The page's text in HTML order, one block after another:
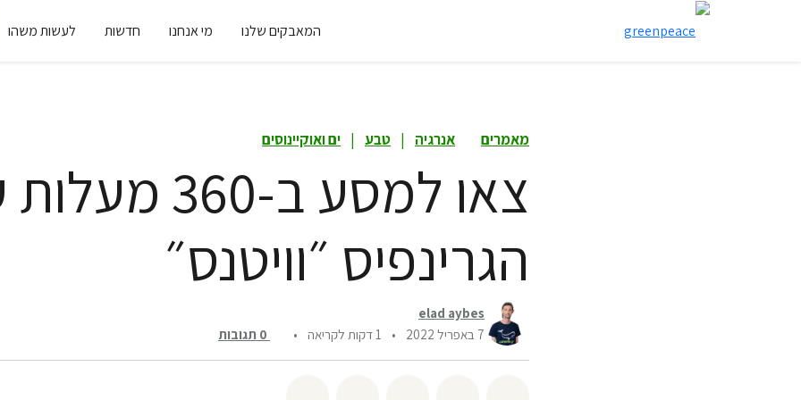
המאבקים שלנו מי אנחנו חדשות לעשות משהו
מאמרים אנרגיה | טבע | ים ואוקיינוסים
צאו למסע ב-
הגרינפיס ״וויטנס״
elad aybes
7 באפריל 2022
• 1 דקות לקריאה •
0 תגובות